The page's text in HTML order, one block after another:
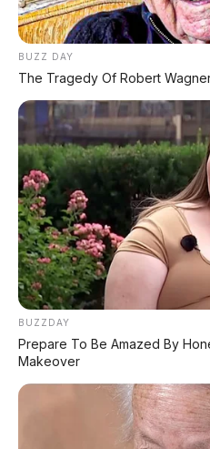
dominan, menciptakan
Ambient Light:Ya, multi-
📰 Baca Juga:
🚛 JAC Hunter Raih
Pikap PHEV pertama
🚐 GAC Trumpchi M8
557 HP
LiDAR standar, harga
🚗 BYD Atto 1 2026
City car LiDAR termurah
BUZZ DAY
The Tragedy Of Robert
BUZZDAY
Prepare To Be Amazed By
Makeover